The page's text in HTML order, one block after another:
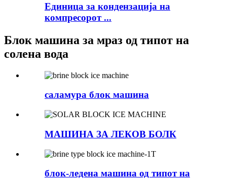
Единица за кондензација на
компресорот ...
Блок машина за мраз од типот на
солена вода
саламура блок машина
МАШИНА ЗА ЛЕКОВ БОЛК
блок-ледена машина од типот на